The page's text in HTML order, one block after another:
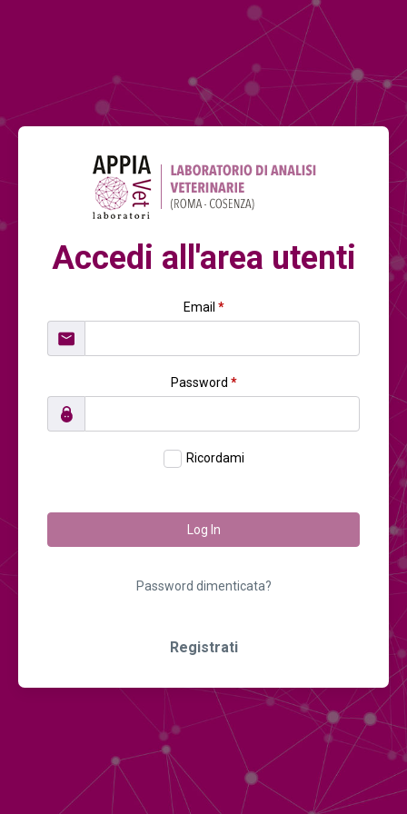
Accedi all'area utenti
Email *
Password *
Ricordami
Log In
Password dimenticata?
Registrati